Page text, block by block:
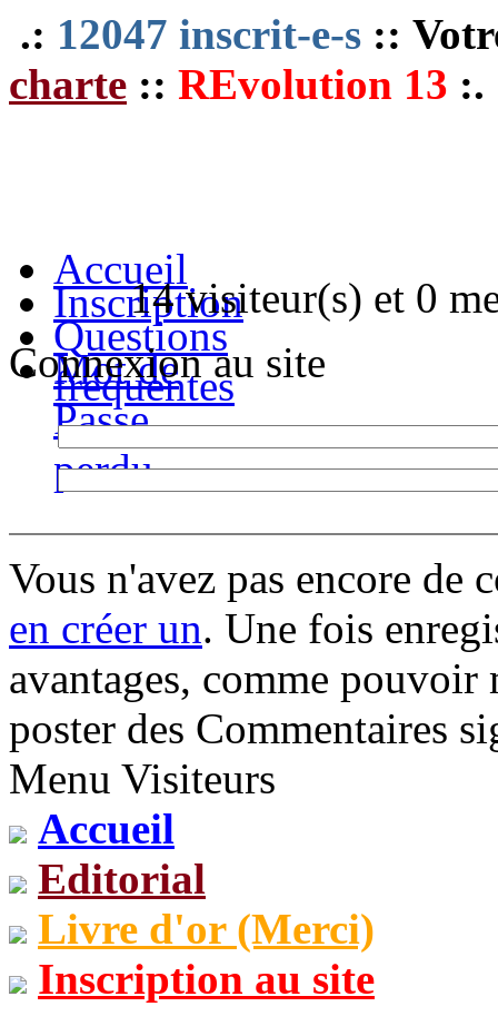
.: 12047 inscrit-e-s ::
charte :: REvolution 13 :.
14 visiteur(s) et 0
Accueil
Inscription
Questions
fréquentes
Mot de
Passe
perdu
Connexion au site
Vous n'avez pas encore de
en créer un. Une fois
avantages, comme
poster des Commentaires
Menu Visiteurs
Accueil
Editorial
Livre d'or (Merci)
Inscription au site